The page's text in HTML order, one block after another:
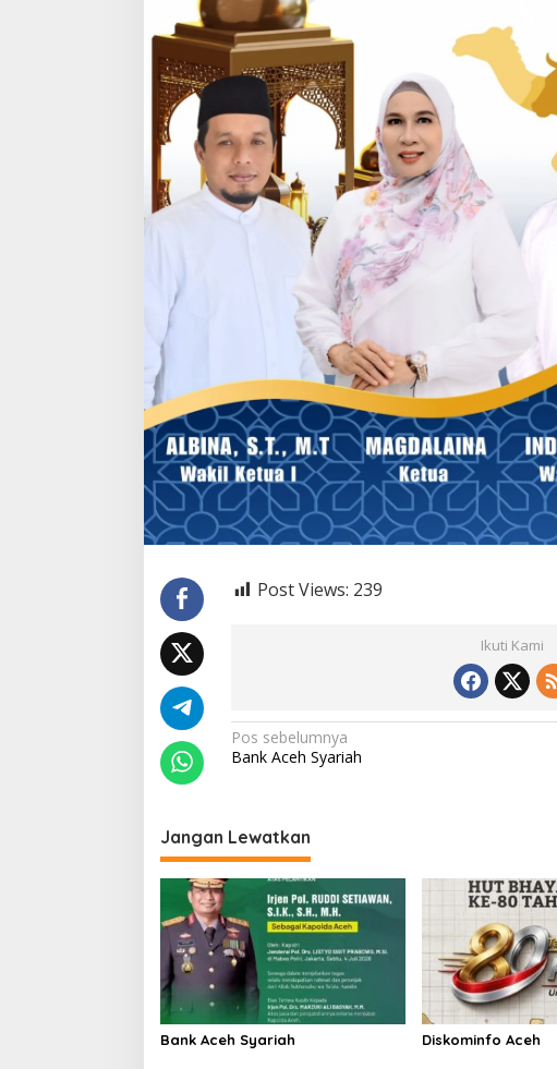
Post Views: 239
Ikuti Kami
N
a
i
g
a
s
i
p
o
s
Pos sebelumnya
Bank Aceh Syariah
Jangan Lewatkan
Bank Aceh Syariah Diskominfo Aceh